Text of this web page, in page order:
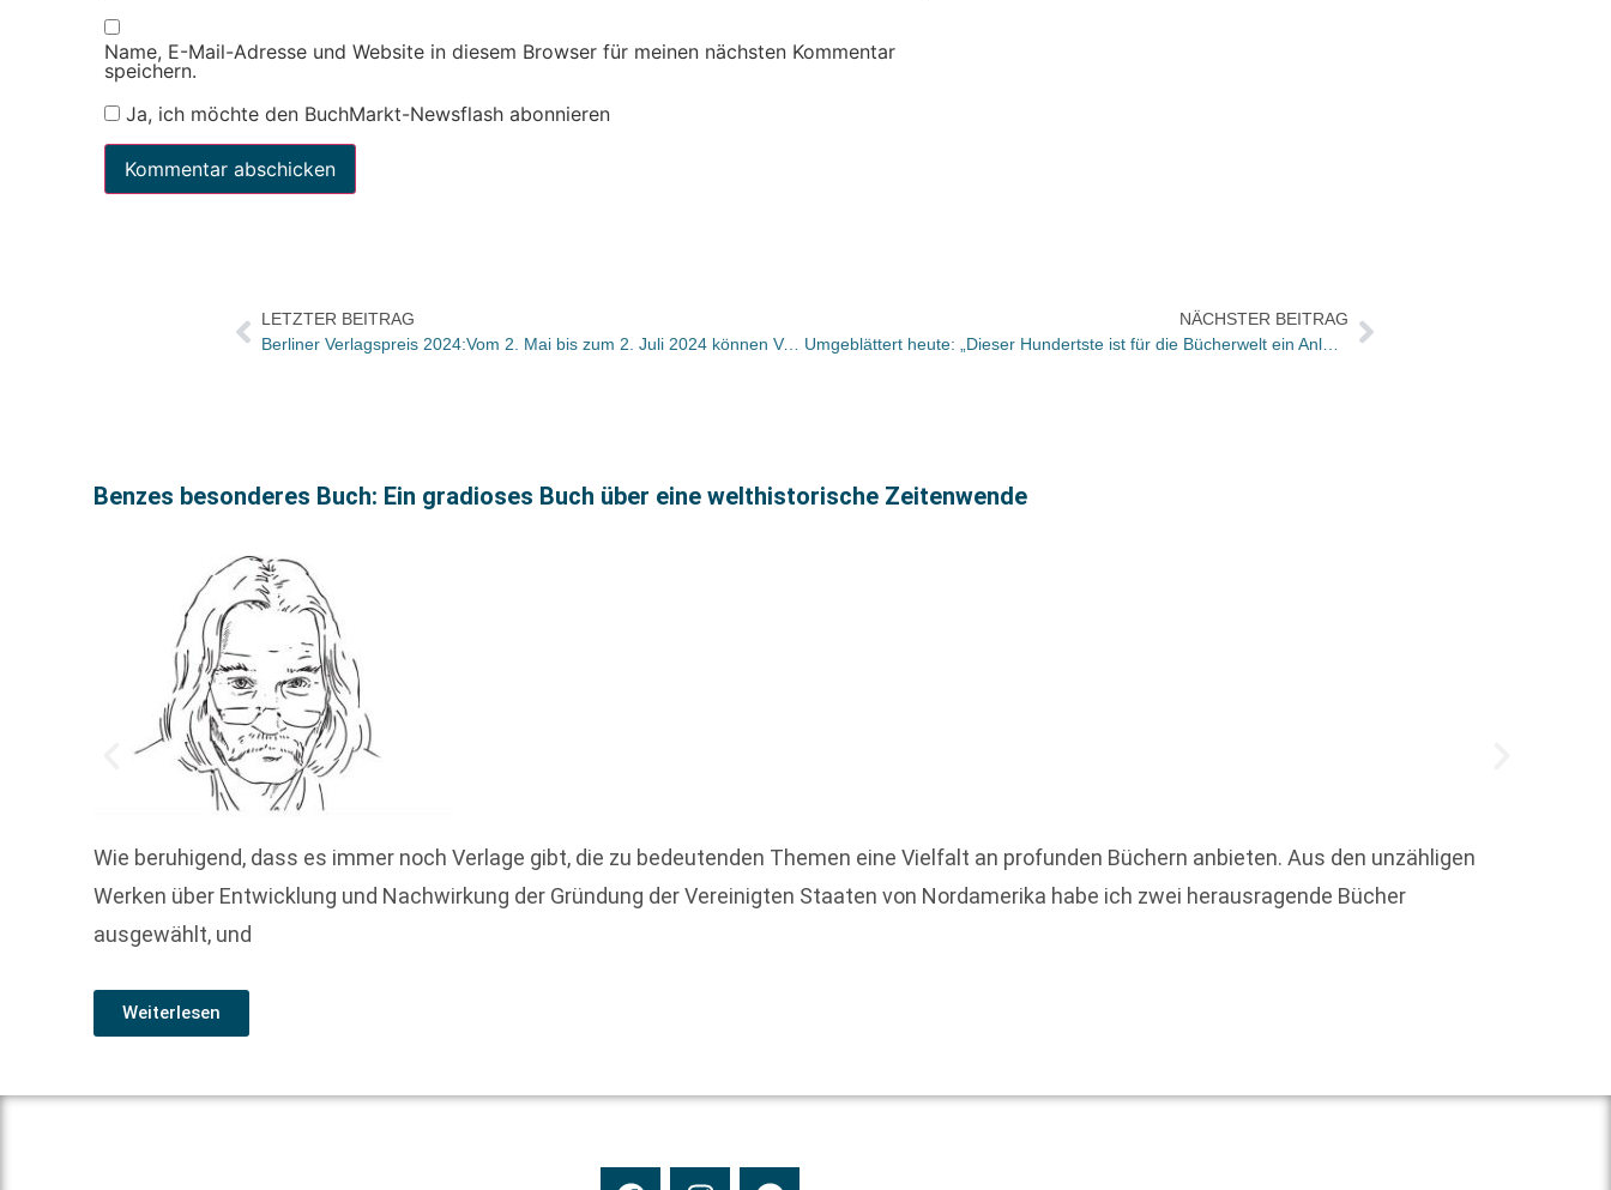
Name, E-Mail-Adresse und Website in diesem Browser für meinen nächsten Kommentar
speichern.
Ja, ich möchte den BuchMarkt-Newsflash abonnieren
LETZTER BEITRAG
Berliner Verlagspreis 2024:Vom 2. Mai bis zum 2. Juli 2024 können Verlage sich bewerben
NÄCHSTER BEITRAG
Benzes besonderes Buch: Ein gradioses Buch über eine welthistorische Zeitenwende
Wie beruhigend, dass es immer noch Verlage gibt, die zu bedeutenden Themen eine Vielfalt an profunden Büchern anbieten. Aus den unzähligen
Werken über Entwicklung und Nachwirkung der Gründung der Vereinigten Staaten von Nordamerika habe ich zwei herausragende Bücher
ausgewählt, und
Weiterlesen